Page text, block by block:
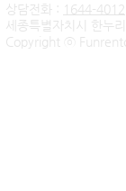
신불자 기아
드 무심사 장
상담전화 : 1644-4012
세종특별자치시 한누
Copyright ⓒ